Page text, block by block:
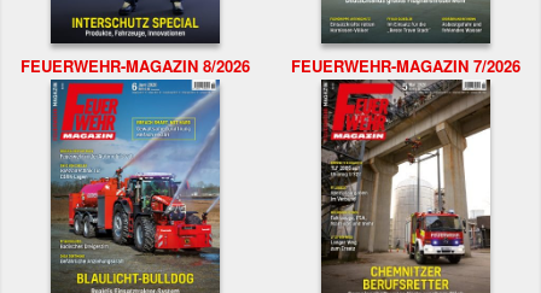
FEUERWEHR-MAGAZIN 8/2026 FEUERWEHR-MAGAZIN 7/2026